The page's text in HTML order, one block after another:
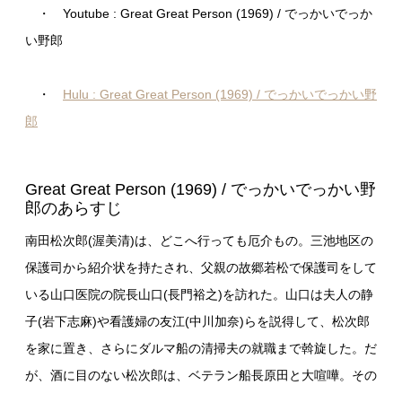
・ Youtube : Great Great Person (1969) / でっかいでっか
い野郎
・ Hulu : Great Great Person (1969) / でっかいでっかい野
郎
Great Great Person (1969) / でっかいでっかい野
郎のあらすじ
南田松次郎(渥美清)は、どこへ行っても厄介もの。三池地区の
保護司から紹介状を持たされ、父親の故郷若松で保護司をして
いる山口医院の院長山口(長門裕之)を訪れた。山口は夫人の静
子(岩下志麻)や看護婦の友江(中川加奈)らを説得して、松次郎
を家に置き、さらにダルマ船の清掃夫の就職まで斡旋した。だ
が、酒に目のない松次郎は、ベテラン船長原田と大喧嘩。その